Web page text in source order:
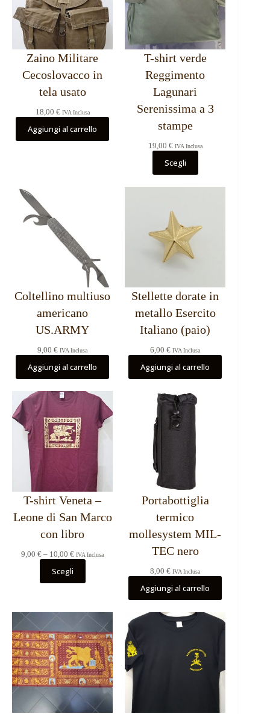
Zaino Militare
Cecoslovacco in
tela usato
18,00 € IVA Inclusa
Aggiungi al carrello
T-shirt verde
Reggimento
Lagunari
Serenissima a 3
stampe
19,00 € IVA Inclusa
Scegli
Coltellino multiuso
americano
US.ARMY
9,00€ IVA Inclusa
Aggiungi al carrello
Stellette dorate in
metallo Esercito
Italiano (paio)
6,00€ IVA Inclusa
Aggiungi al carrello
T-shirt Veneta –
Leone di San Marco
con libro
9,00€ – 10,00€Fascia
da
10,00 €
IVA Inclusa
Scegli
Portabottiglia
termico
mollesystem MIL-
TEC nero
8,00€ IVA Inclusa
Aggiungi al carrello